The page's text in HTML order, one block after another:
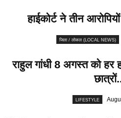
हाईकोर्ट ने तीन
जिला / लोकल (LOCAL NEWS)
राहुल गांधी 8 अगस्त को हर
LIFESTYLE